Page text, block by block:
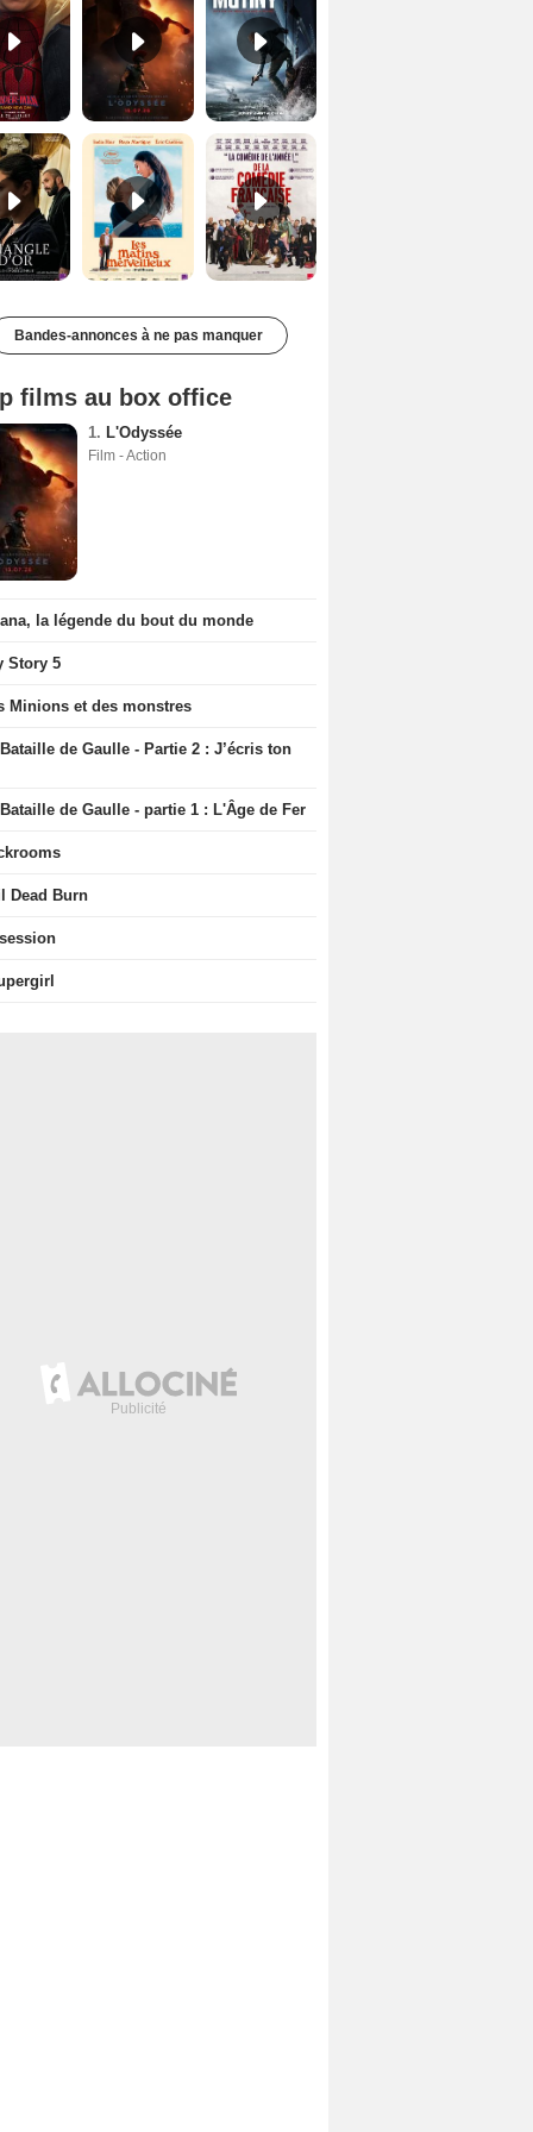
Les Matins merveilleux Bande-annonce VF De la Comédie-Française Teaser VF
Bandes-annonces à ne pas manquer
films au box office
1. L'Odyssée
Film - Action
la légende du bout du monde
Story 5
Minions et des monstres
de Gaulle - Partie 2 : J’écris ton
de Gaulle - partie 1 : L'Âge de Fer
Dead Burn